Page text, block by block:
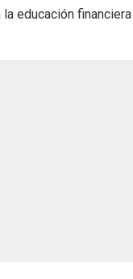
educación